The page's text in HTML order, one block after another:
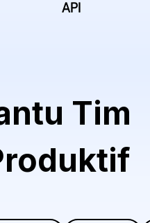
API
Tim